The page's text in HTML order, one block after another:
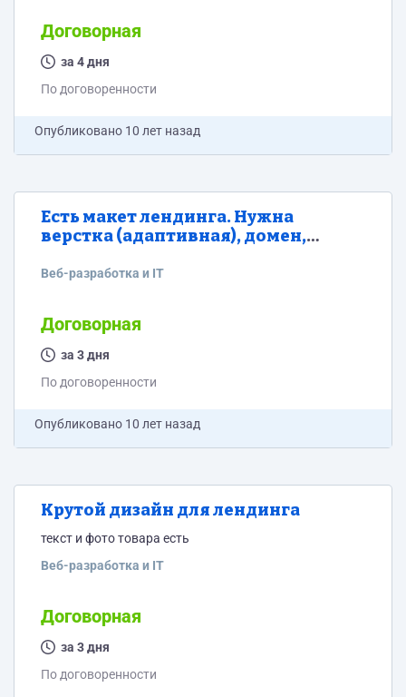
Договорная
за 4 дня
По договоренности
Опубликовано 10 лет назад
Есть макет лендинга. Нужна
верстка (адаптивная), домен,
Веб-разработка и IT
Договорная
за 3 дня
По договоренности
Опубликовано 10 лет назад
Крутой дизайн для лендинга
текст и фото товара есть
Веб-разработка и IT
Договорная
за 3 дня
По договоренности